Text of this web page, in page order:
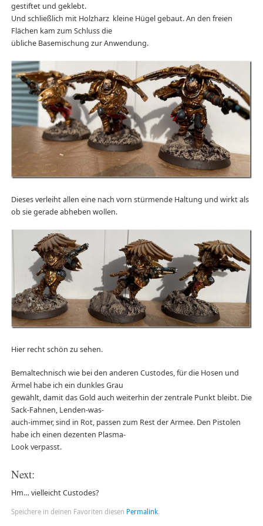
gestiftet und geklebt.
Und schließlich mit Holzharz kleine Hügel gebaut. An den freien
Flächen kam zum Schluss die
übliche Basemischung zur Anwendung.
Dieses verleiht allen eine nach vorn stürmende Haltung und wirkt als
ob sie gerade abheben wollen.
Hier recht schön zu sehen.
Bemaltechnisch wie bei den anderen Custodes, für die Hosen und
Ärmel habe ich ein dunkles Grau
gewählt, damit das Gold auch weiterhin der zentrale Punkt bleibt. Die
Sack-Fahnen, Lenden-was-
auch-immer, sind in Rot, passen zum Rest der Armee. Den Pistolen
habe ich einen dezenten Plasma-
Look verpasst.
Next:
Hm… vielleicht Custodes?
Speichere in deinen Favoriten diesen Permalink.